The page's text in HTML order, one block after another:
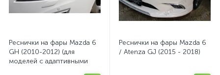
Реснички на фары Mazda 6
GH (2010-2012) (для
моделей с адаптивными
Реснички на фары Mazda 6
/ Atenza GJ (2015 - 2018)